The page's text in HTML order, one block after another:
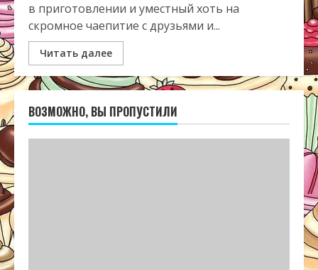
в приготовлении и уместный хоть на
скромное чаепитие с друзьями и...
Читать далее
ВОЗМОЖНО, ВЫ ПРОПУСТИЛИ